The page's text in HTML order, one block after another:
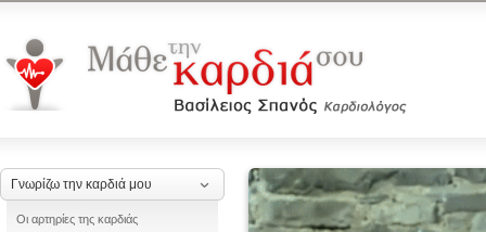
Γνωρίζω την καρδιά μου
Οι αρτηρίες της καρδιάς